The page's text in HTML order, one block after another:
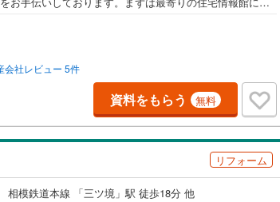
「資料請求」「内覧」のお問い合わせは上記時間内です
可能です。スタッフ一同お客様のお問合せをお待ちして
ン相談会】開催中無理のない住宅ローンの試算やご購入
概算も行っております。しっかりとした資金計画のアド
ますので、お気軽にご相談ください。お客様第一主義をモ
からも安心して住んでいただけるよう、末永く誠実に努
住宅情報館にお越し頂けたら、物件のご紹介だけではな
不安、お家の事ならなんでもご相談いただけます。お客
がら誠心誠意、全力でサポートさせて頂きます。お客様
ライフプランのご提案をさせていただきます。お気軽にご
会社レビュー 5件
資料をもらう 無料
リフォーム
相模鉄道本線 「三ツ境」駅 徒歩18分 他
都営三田線(0)
(0)
名古屋市営地下鉄上飯田線 )
0) 京都市営地下鉄東西線(0)
(0)
OsakaMetro中央線